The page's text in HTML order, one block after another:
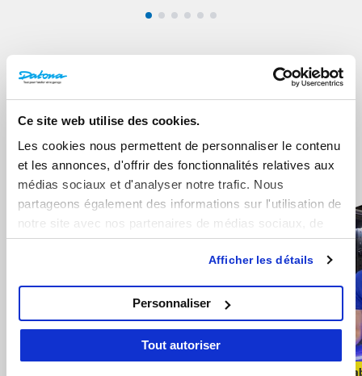
Ce site web utilise des cookies.
Les cookies nous permettent de personnaliser le contenu
et les annonces, d'offrir des fonctionnalités relatives aux
médias sociaux et d'analyser notre trafic. Nous
partageons également des informations sur l'utilisation de
notre site avec nos partenaires de médias sociaux, de
publicité et d'analyse, qui peuvent combiner celles-ci
avec d'autres informations que vous leur avez fournies ou
Afficher les détails
Tout autoriser
Personnaliser
Marketing